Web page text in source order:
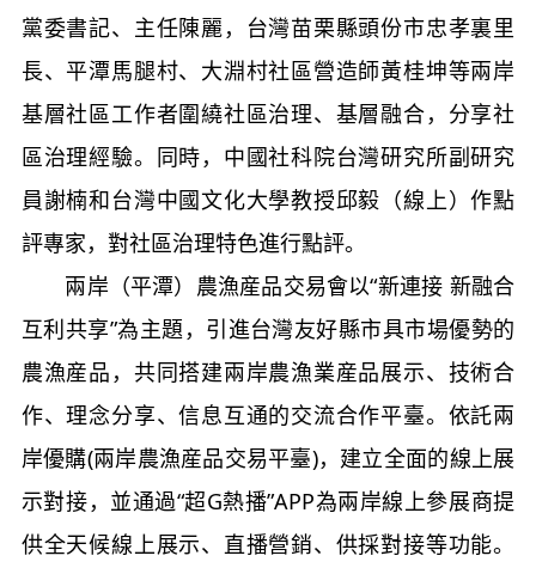
黨委書記、 主任陳麗， 台灣苗栗縣頭份市忠孝裏里
長、平潭馬腿村、大淵村社區營造師黃桂坤等兩岸
基層社區工作者圍繞社區治理、基層融合，分享社
區治理經驗。同時，中國社科院台灣研究所副研究
員謝楠和台灣中國文化大學教授邱毅（線上）作點
評專家，對社區治理特色進行點評。
兩岸（平潭）農漁産品交易會以“新連接 新融合
互利共享”為主題，引進台灣友好縣市具市場優勢的
農漁産品，共同搭建兩岸農漁業産品展示、技術合
作、理念分享、信息互通的交流合作平臺。依託兩
岸優購(兩岸農漁産品交易平臺)，建立全面的線上展
示對接，並通過“超G熱播”APP為兩岸線上參展商提
供全天候線上展示、直播營銷、供採對接等功能。